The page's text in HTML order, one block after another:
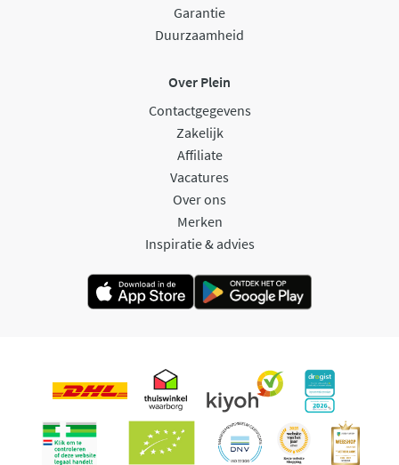
Garantie
Duurzaamheid
Over Plein
Contactgegevens
Zakelijk
Affiliate
Vacatures
Over ons
Merken
Inspiratie & advies